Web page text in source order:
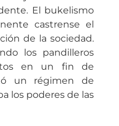
El bukelismo
castrense el
de la sociedad.
los pandilleros
en un fin de
un régimen de
los poderes de las